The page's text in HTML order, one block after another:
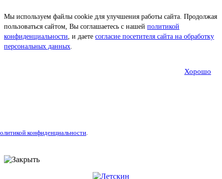
Мы используем файлы cookie для улучшения работы сайта. Продолжая
пользоваться сайтом, Вы соглашаетесь с нашей политикой
конфиденциальности, и даете согласие посетителя сайта на обработку
персональных данных.
Хорошо
конфиденциальности.